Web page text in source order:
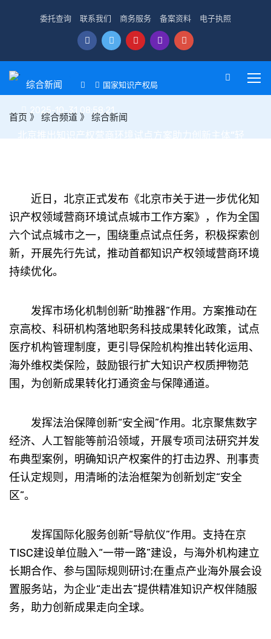
委托查询 联系我们 商务服务 备案资料 电子执照
首页 》 综合频道 》 综合新闻
综合新闻 国家知识产权局
2025-10-31 08:58:21
北京推出知识产权营商环境试点方案助力创新主体“轻
近日，北京正式发布《北京市关于进一步优化知
识产权领域营商环境试点城市工作方案》，作为全国
六个试点城市之一，围绕重点试点任务，积极探索创
新，开展先行先试，推动首都知识产权领域营商环境
持续优化。
发挥市场化机制创新“助推器”作用。方案推动在
京高校、科研机构落地职务科技成果转化政策，试点
医疗机构管理制度，更引导保险机构推出转化运用、
海外维权类保险，鼓励银行扩大知识产权质押物范
围，为创新成果转化打通资金与保障通道。
发挥法治保障创新“安全阀”作用。北京聚焦数字
经济、人工智能等前沿领域，开展专项司法研究并发
布典型案例，明确知识产权案件的打击边界、刑事责
任认定规则，用清晰的法治框架为创新划定“安全
区”。
发挥国际化服务创新“导航仪”作用。支持在京
TISC建设单位融入“一带一路”建设，与海外机构建立
长期合作、参与国际规则研讨;在重点产业海外展会设
置服务站，为企业“走出去”提供精准知识产权伴随服
务，助力创新成果走向全球。